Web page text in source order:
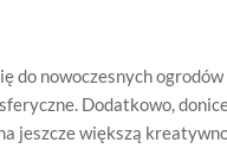
do nowoczesnych
Dodatkowo,
jeszcze większą